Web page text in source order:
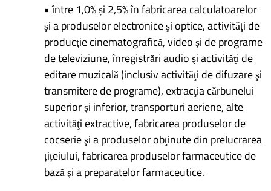
• între 1,0% și 2,5% în fabricarea calculatoarelor
şi a produselor electronice şi optice, activităţi de
producţie cinematografică, video şi de programe
de televiziune, înregistrǎri audio şi activităţi de
editare muzicalǎ (inclusiv activităţi de difuzare şi
transmitere de programe), extracţia cărbunelui
superior şi inferior, transporturi aeriene, alte
activităţi extractive, fabricarea produselor de
cocserie şi a produselor obţinute din prelucrarea
țițeiului, fabricarea produselor farmaceutice de
bază şi a preparatelor farmaceutice.